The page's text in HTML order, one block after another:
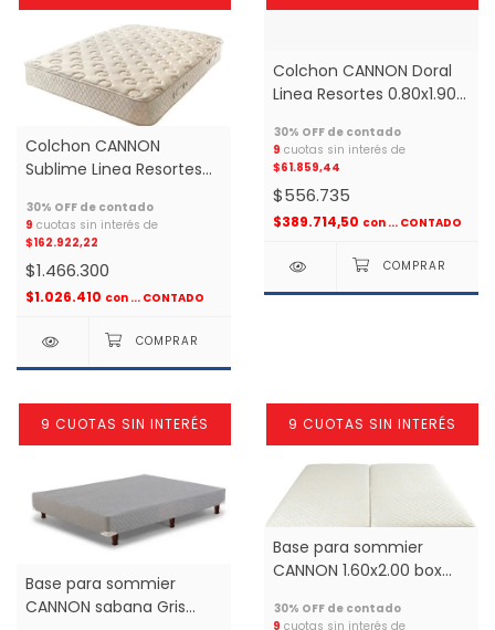
Colchon CANNON
Sublime Linea Resortes
*
9 cuotas sin interés de
$162.922,22
$1.466.300
$1.026.410 con ... CONTADO
Colchon CANNON Doral
Linea Resortes 0.80x1.90 1
9 cuotas sin interés de
$61.859,44
$556.735
$389.714,50 con ... CONTADO
9 CUOTAS SIN INTERÉS
Base para sommier
CANNON sabana Gris
9 CUOTAS SIN INTERÉS
Base para sommier
CANNON 1.60x2.00 box
9 cuotas sin interés de